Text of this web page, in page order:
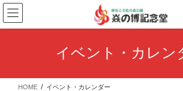
コ
ン
テ
ス
ナ
ビ
ゲ
ン
イベント・カレン
HOME イベント・カレンダー